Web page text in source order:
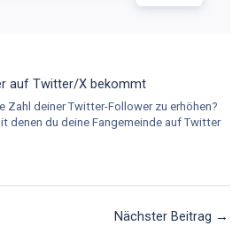
auf Twitter/X bekommt
Zahl deiner Twitter-Follower zu erhöhen?
denen du deine Fangemeinde auf Twitter
Nächster Beitrag →